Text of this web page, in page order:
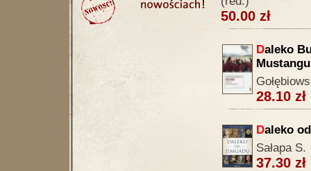
50.00 zł
Daleko
Mustangu
28.10 zł
Daleko
Sałapa S.
37.30 zł